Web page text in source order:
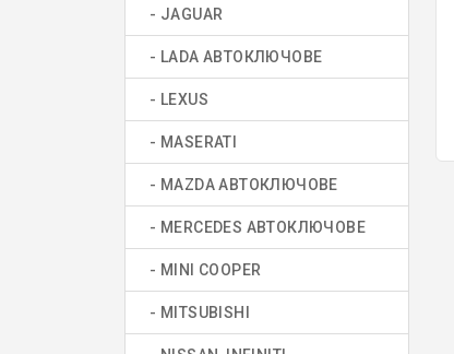
- JAGUAR
- LADA АВТОКЛЮЧОВЕ
- LEXUS
- MASERATI
- MAZDA АВТОКЛЮЧОВЕ
- MERCEDES АВТОКЛЮЧОВЕ
- MINI COOPER
- MITSUBISHI